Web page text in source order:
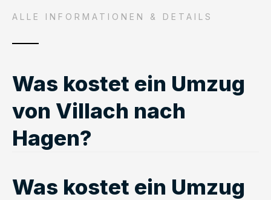
ALLE INFORMATIONEN & DETAILS
Was kostet ein Umzug
von Villach nach
Hagen?
Was kostet ein Umzug